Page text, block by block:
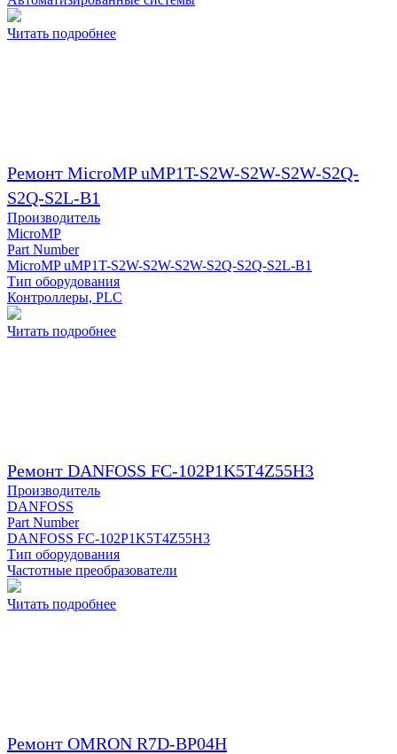
Читать подробнее
Ремонт MicroMP uMP1T-S2W-S2W-S2W-S2Q-
S2Q-S2L-B1
Производитель
MicroMP
Part Number
MicroMP uMP1T-S2W-S2W-S2W-S2Q-S2Q-S2L-B1
Тип оборудования
Контроллеры, PLC
Читать подробнее
Ремонт DANFOSS FC-102P1K5T4Z55H3
Производитель
DANFOSS
Part Number
DANFOSS FC-102P1K5T4Z55H3
Тип оборудования
Частотные преобразователи
Читать подробнее
Ремонт OMRON R7D-BP04H